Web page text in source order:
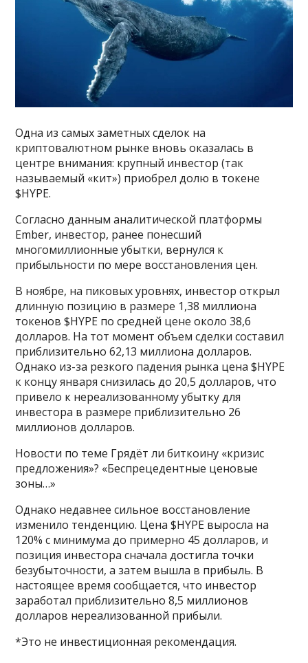
Одна из самых заметных сделок на
криптовалютном рынке вновь оказалась в
центре внимания: крупный инвестор (так
называемый «кит») приобрел долю в токене
$HYPE.
Согласно данным аналитической платформы
Ember, инвестор, ранее понесший
многомиллионные убытки, вернулся к
прибыльности по мере восстановления цен.
В ноябре, на пиковых уровнях, инвестор открыл
длинную позицию в размере 1,38 миллиона
токенов $HYPE по средней цене около 38,6
долларов. На тот момент объем сделки составил
приблизительно 62,13 миллиона долларов.
Однако из-за резкого падения рынка цена $HYPE
к концу января снизилась до 20,5 долларов, что
привело к нереализованному убытку для
инвестора в размере приблизительно 26
миллионов долларов.
Новости по теме Грядёт ли биткоину «кризис
предложения»? «Беспрецедентные ценовые
зоны…»
Однако недавнее сильное восстановление
изменило тенденцию. Цена $HYPE выросла на
120% с минимума до примерно 45 долларов, и
позиция инвестора сначала достигла точки
безубыточности, а затем вышла в прибыль. В
настоящее время сообщается, что инвестор
заработал приблизительно 8,5 миллионов
долларов нереализованной прибыли.
*Это не инвестиционная рекомендация.